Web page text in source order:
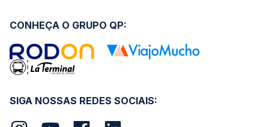
SIGA NOSSAS REDES SOCIAIS:
CONHEÇA O GRUPO QP: